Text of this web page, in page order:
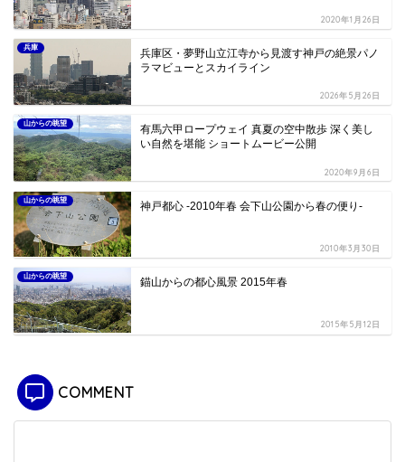
2020年1月26日
兵庫
兵庫区・夢野山立江寺から見渡す神戸の絶景パノ
ラマビューとスカイライン
2026年5月26日
山からの眺望
有馬六甲ロープウェイ 真夏の空中散歩 深く美し
い自然を堪能 ショートムービー公開
2020年9月6日
山からの眺望 神戸都心 -2010年春 会下山公園から春の便り-
2010年3月30日
山からの眺望 錨山からの都心風景 2015年春
2015年5月12日
COMMENT